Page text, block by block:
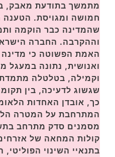
מתמשך בתודעת מאבק,
חמושה ומגויסת.
שהמדינה כבר הוקמה
וההקרבה. החברה
האמת הפשוטה כי
ואנושית, נתונה במעגל
וקמילה, בטלטלה מתמדת
שגשוג לדעיכה, בין
כך, אובדן האחדות
המתרחבת על המטרה
מסמנים סדק מתרחב
קולות המחאה של
בתנאיי השינוי